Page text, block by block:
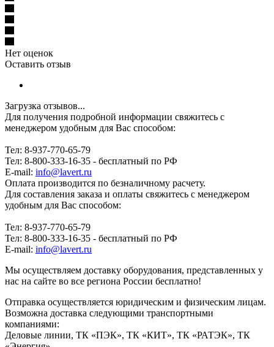
Нет оценок
Оставить отзыв
Загрузка отзывов...
Для получения подробной информации свяжитесь с
менеджером удобным для Вас способом:
Тел: 8-937-770-65-79
Тел: 8-800-333-16-35 - бесплатный по РФ
E-mail: info@lavert.ru
Оплата производится по безналичному расчету.
Для составления заказа и оплаты свяжитесь с менеджером
удобным для Вас способом:
Тел: 8-937-770-65-79
Тел: 8-800-333-16-35 - бесплатный по РФ
E-mail: info@lavert.ru
Мы осуществляем доставку оборудования, представленных у
нас на сайте во все региона России бесплатно!
Отправка осуществляется юридическим и физическим лицам.
Возможна доставка следующими транспортными
компаниями:
Деловые линии, ТК «ПЭК», ТК «КИТ», ТК «РАТЭК», ТК